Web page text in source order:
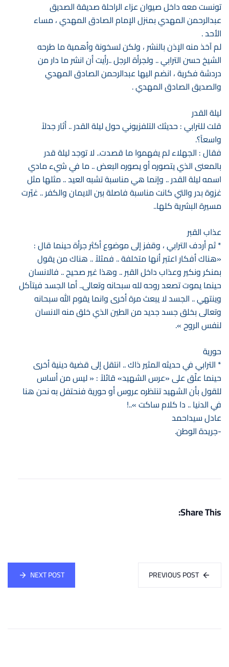
تونست معه داخل صيوان عزاء الراحلة صديقة الصديق
عبدالرحمن المهدي بمنزل الإمام الصادق المهدي ، مساء
الأحد .
لم آخذ منه الإذن بالنشر ، ولكن لسخونة وأهمية ما طرحه
الشيخ حسن الترابي .. ولجرأة الرجل ..رأيت أن انشر ما دار من
دردشة فكرية ، انضم اليها عبدالرحمن الصادق المهدي
والصديق الصادق المهدي .
ليلة القدر
قلت للترابي : حديثك التلفزيوني حول ليلة القدر .. أثار جدلاً
واسعاً؟.
فقال : الجهلاء لم يفهموا ما قصدت.. لا توجد ليلة قدر
بالمعنى الذي يتصوره أو يصوره البعض .. ما في شيء مادي
اسمه ليلة القدر .. وإنما هي مناسبة تشبه العيد .. مثلها مثل
غزوة بدر والتي كانت مناسبة فاصلة بين الايمان والكفر .. غيّرت
مسيرة البشرية كلها..
عذاب القبر
* ثم أردف الترابي ، وقفز إلى موضوع أكثر جرأة حينما قال :
«هناك أفكار اعتبر أنها متخلفة .. فمثلاً .. هناك من يقول
بمنكر ونكير وعذاب داخل القبر .. وهذا غير صحيح .. فالانسان
حينما يموت تصعد روحه لله سبحانه وتعالى.. أما الجسد فيتآكل
وينتهي .. الجسد لا يبعث مرة أخرى وانما يقوم الله سبحانه
وتعالى بخلق جسد جديد من الطين الذي خلق منه الانسان
لنفس الروح ».
حورية
* الترابي في حديثه المثير ذاك .. انتقل إلى قضية دينية أخرى
حينما علّق على «عرس الشهيد» قائلاً : « ليس من أساس
للقول بأن الشهيد تنتظره عروس أو حورية فنحتفل به نحن هنا
في الدنيا .. دا كلام ساكت »..!
عادل سيداحمد
-جريدة الوطن.
Share This:
PREVIOUS POST
NEXT POST